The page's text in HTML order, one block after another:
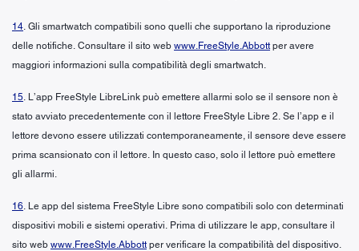
14. Gli smartwatch compatibili sono quelli che supportano la riproduzione
delle notifiche. Consultare il sito web www.FreeStyle.Abbott per avere
maggiori informazioni sulla compatibilità degli smartwatch.
15. L’app FreeStyle LibreLink può emettere allarmi solo se il sensore non è
stato avviato precedentemente con il lettore FreeStyle Libre 2. Se l’app e il
lettore devono essere utilizzati contemporaneamente, il sensore deve essere
prima scansionato con il lettore. In questo caso, solo il lettore può emettere
gli allarmi.
16. Le app del sistema FreeStyle Libre sono compatibili solo con determinati
dispositivi mobili e sistemi operativi. Prima di utilizzare le app, consultare il
sito web www.FreeStyle.Abbott per verificare la compatibilità del dispositivo.